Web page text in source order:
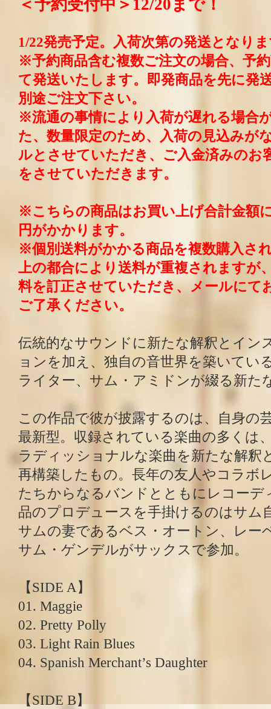
＜予約受付中＞12/20まで！
1/22発売予定。入荷次第の発送となり
※予約商品含む複数ご注文の場合、予
て発送いたします。即発商品を先に発
別途ご注文下さい。
※流通の事情により入荷が遅れる場合
た、数量限定のため、入荷の見込みが
ルとさせていただき、ご入金済みのお
をさせていただきます。
※こちらの商品はお買い上げ合計金額
円がかかります。
※個別送料がかかる商品を複数購入さ
上の都合により送料が重複されますが
料を訂正させていただき、メールにて
ご了承ください。
伝統的なサウンドに新たな解釈とイン
ョンを加え、独自の音世界を築いてい
ライター、サム・アミドンが綴る新た
この作品で彼が披露するのは、自身の
最新型。収録されている楽曲の多くは
ラディッショナルな楽曲を新たな解釈
再構築したもの。長年の友人やコラボ
たちからなるバンドとともにレコーデ
品のプロデュースを手掛けるのはサム
サムの妻であるベス・オートン、レー
サム・ゲンデルがサックスで参加。
【SIDE A】
01. Maggie
02. Pretty Polly
03. Light Rain Blues
04. Spanish Merchant’s Daughter
【SIDE B】